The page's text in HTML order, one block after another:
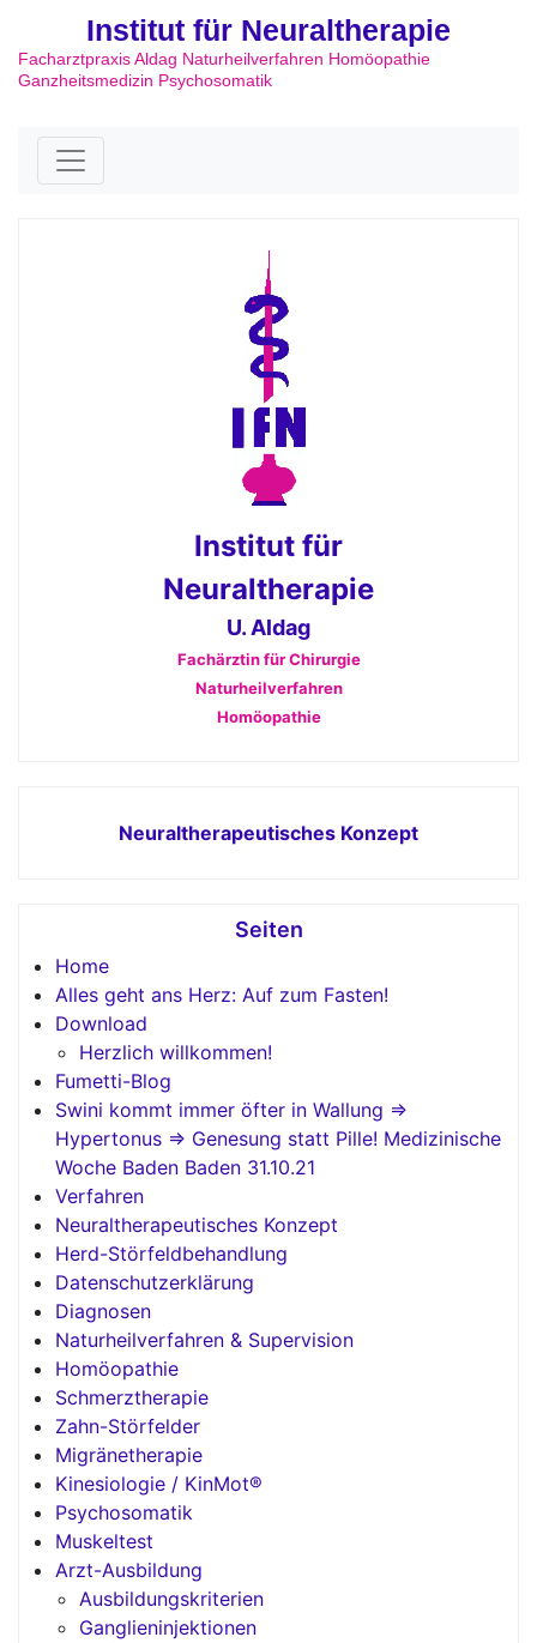
Institut für Neuraltherapie
Facharztpraxis Aldag Naturheilverfahren Homöopathie
Ganzheitsmedizin Psychosomatik
Institut für
Neuraltherapie
U. Aldag
Fachärztin für Chirurgie
Naturheilverfahren
Homöopathie
Neuraltherapeutisches Konzept
Seiten
Home
Alles geht ans Herz: Auf zum Fasten!
Download
Herzlich willkommen!
Fumetti-Blog
Swini kommt immer öfter in Wallung =>
Hypertonus => Genesung statt Pille! Medizinische
Woche Baden Baden 31.10.21
Verfahren
Neuraltherapeutisches Konzept
Herd-Störfeldbehandlung
Datenschutzerklärung
Diagnosen
Naturheilverfahren & Supervision
Homöopathie
Schmerztherapie
Zahn-Störfelder
Migränetherapie
Kinesiologie / KinMot®
Psychosomatik
Muskeltest
Arzt-Ausbildung
Ausbildungskriterien
Ganglieninjektionen